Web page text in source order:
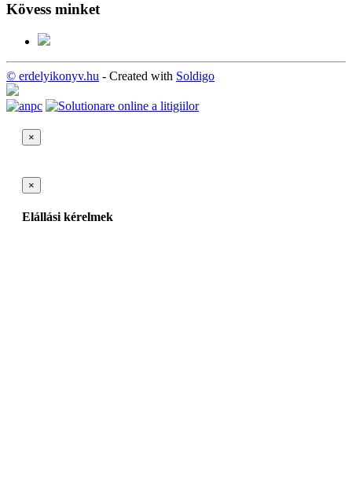
Kövess minket
© erdelyikonyv.hu - Created with Soldigo
×
×
Elállási kérelmek